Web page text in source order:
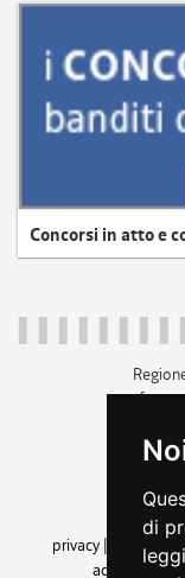
di
Concorsi in atto e
c.f.
privacy
cookie |
accessibilità|